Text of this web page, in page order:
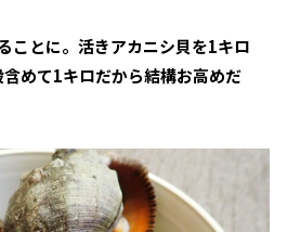
ことに。活きアカニシ貝を1キロ
めて1キロだから結構お高めだ